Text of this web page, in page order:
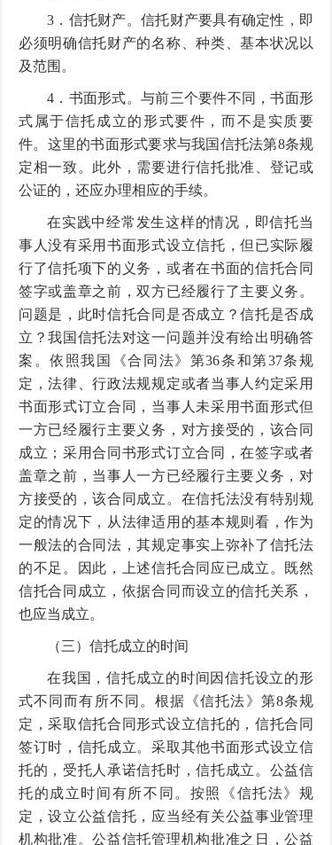
3．信托财产。信托财产要具有确定性，即
必须明确信托财产的名称、种类、基本状况以
及范围。
4．书面形式。与前三个要件不同，书面形
式属于信托成立的形式要件，而不是实质要
件。这里的书面形式要求与我国信托法第8条规
定相一致。此外，需要进行信托批准、登记或
公证的，还应办理相应的手续。
在实践中经常发生这样的情况，即信托当
事人没有采用书面形式设立信托，但已实际履
行了信托项下的义务，或者在书面的信托合同
签字或盖章之前，双方已经履行了主要义务。
问题是，此时信托合同是否成立？信托是否成
立？我国信托法对这一问题并没有给出明确答
案。依照我国《合同法》第36条和第37条规
定，法律、行政法规规定或者当事人约定采用
书面形式订立合同，当事人未采用书面形式但
一方已经履行主要义务，对方接受的，该合同
成立；采用合同书形式订立合同，在签字或者
盖章之前，当事人一方已经履行主要义务，对
方接受的，该合同成立。在信托法没有特别规
定的情况下，从法律适用的基本规则看，作为
一般法的合同法，其规定事实上弥补了信托法
的不足。因此，上述信托合同应已成立。既然
信托合同成立，依据合同而设立的信托关系，
也应当成立。
（三）信托成立的时间
在我国，信托成立的时间因信托设立的形
式不同而有所不同。根据《信托法》第8条规
定，采取信托合同形式设立信托的，信托合同
签订时，信托成立。采取其他书面形式设立信
托的，受托人承诺信托时，信托成立。公益信
托的成立时间有所不同。按照《信托法》规
定，设立公益信托，应当经有关公益事业管理
机构批准。公益信托管理机构批准之日，公益